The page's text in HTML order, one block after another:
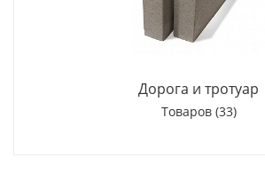
Дорога и тротуар
Товаров (33)